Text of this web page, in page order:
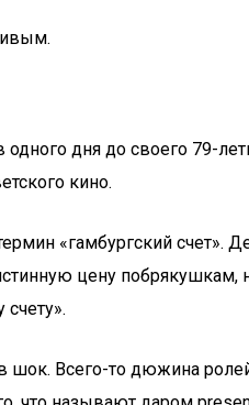
дня до своего 79-
кино.
«гамбургский
цену побрякушкам,
шок. Всего-то дюжина